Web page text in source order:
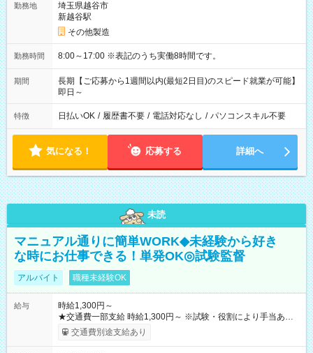
勤務地
埼玉県越谷市
新越谷駅
その他製造
勤務時間 8:00～17:00 ※表記のうち実働8時間です。
期間
長期【ご応募から1週間以内(最短2日目)のスピード就業が可能】
即日～
特徴 日払いOK / 履歴書不要 / 電話対応なし / パソコンスキル不要
気になる！ 応募する 詳細へ
未読
マニュアル通りに簡単WORK◆未経験から好き
な時にお仕事できる！単発OK◎試験監督
アルバイト 職種未経験OK
給与
時給1,300円～
★交通費一部支給 時給1,300円～ ※試験・役割により手当あり
※勤務回数により昇給あり 【即給（前払い）オプションあ
り！】 希望される場合、勤務から1週間ほどで給与の一部を受け
交通費別途支給あり